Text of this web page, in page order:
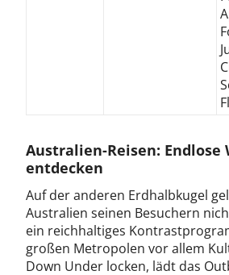
Australien-Reisen: Endlose
entdecken
Auf der anderen Erdhalbkugel
Australien seinen Besuchern
ein reichhaltiges
großen Metropolen vor allem
Down Under locken, lädt das